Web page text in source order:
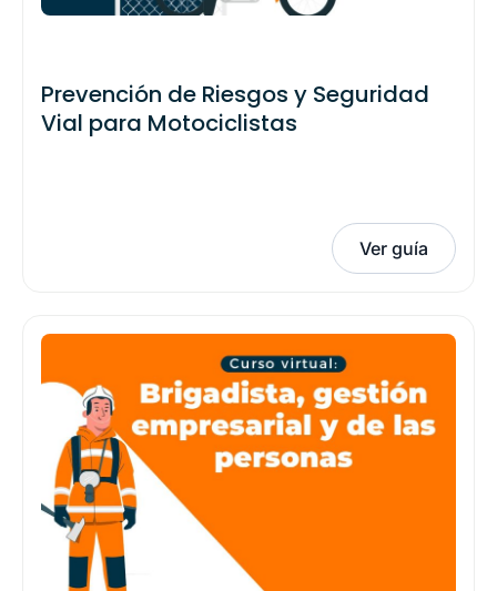
Prevención de Riesgos y Seguridad
Vial para Motociclistas
Ver guía